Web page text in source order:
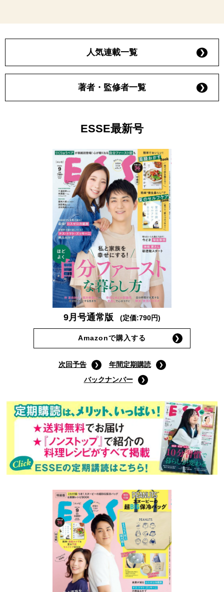
人気連載一覧
著者・監修者一覧
ESSE最新号
9月号通常版 (定価:790円)
Amazonで購入する
次回予告
年間定期購読
バックナンバー